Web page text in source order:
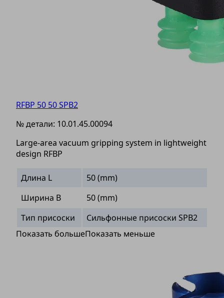
RFBP 50 50 SPB2
№ детали: 10.01.45.00094
Large-area vacuum gripping system in lightweight
design RFBP
Длина L
50 (mm)
Ширина B
50 (mm)
Тип присоски
Сильфонные присоски SPB2
Показать большеПоказать меньше